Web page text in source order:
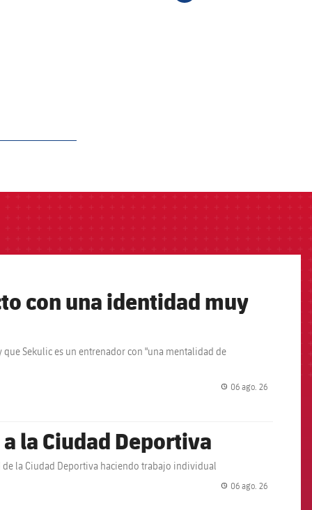
con una identidad muy
Sekulic es un entrenador con "una mentalidad de
06 ago. 26
la Ciudad Deportiva
la Ciudad Deportiva haciendo trabajo individual
06 ago. 26